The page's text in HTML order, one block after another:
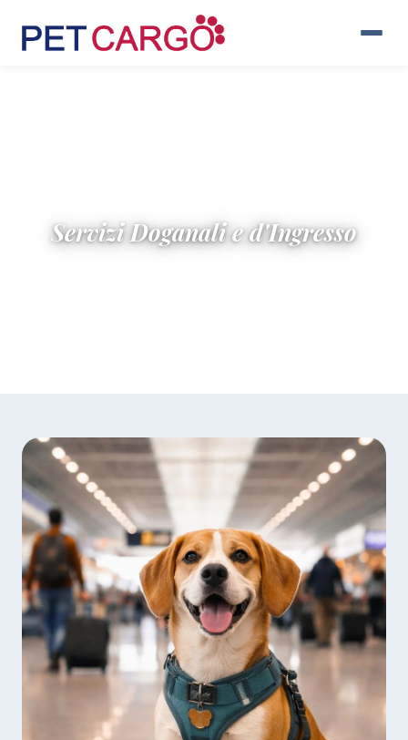
Servizi Doganali e d'Ingresso